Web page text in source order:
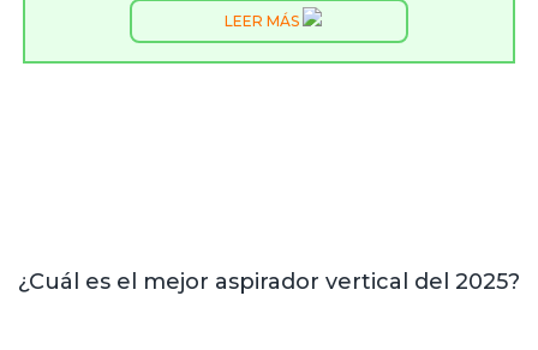
LEER MÁS
¿Cuál es el mejor aspirador vertical del 2025?